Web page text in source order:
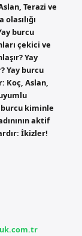
Terazi ve
burcu
çekici ve
Yay
Yay burcu
Koç, Aslan,
burcu kiminle
aktif
İkizler!